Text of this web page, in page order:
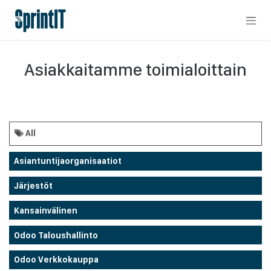
Asiakkaitamme toimialoittain
All
Asiantuntijaorganisaatiot
Järjestöt
Kansainvälinen
Odoo Taloushallinto
Odoo Verkkokauppa